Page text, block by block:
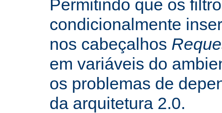
Permitindo que os
condicionalmente
nos cabeçalhos
em variáveis do
os problemas de
da arquitetura 2.0.